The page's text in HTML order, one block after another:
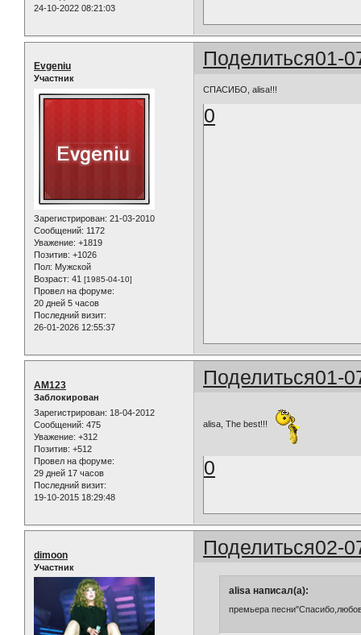
24-10-2022 08:21:03
Поделиться01-
Evgeniu
Участник
Зарегистрирован: 21-03-2010
Сообщений: 1172
Уважение: +1819
Позитив: +1026
Пол: Мужской
Возраст: 41 [1985-04-10]
Провел на форуме:
20 дней 5 часов
Последний визит:
26-01-2026 12:55:37
СПАСИБО, alisa!!!
0
Поделиться01-
AM123
Заблокирован
Зарегистрирован: 18-04-2012
Сообщений: 475
Уважение: +312
Позитив: +512
Провел на форуме:
29 дней 17 часов
Последний визит:
19-10-2015 18:29:48
alisa, The best!!!
0
Поделиться02-
dimoon
Участник
alisa написал(а):
премьера